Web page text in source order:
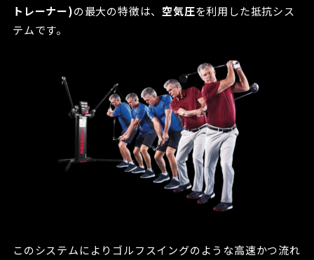
トレーナー)の最大の特徴は、空気圧を利用した抵抗シス
テムです。
このシステムによりゴルフスイングのような高速かつ流れ